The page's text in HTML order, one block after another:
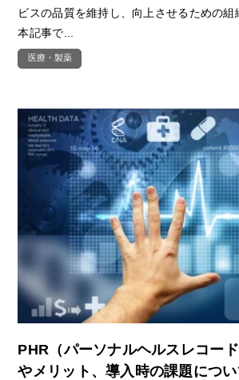
ビスの品質を維持し、向上させるための組
本記事で...
医療・製薬
PHR（パーソナルヘルスレコー
やメリット、導入時の課題につ